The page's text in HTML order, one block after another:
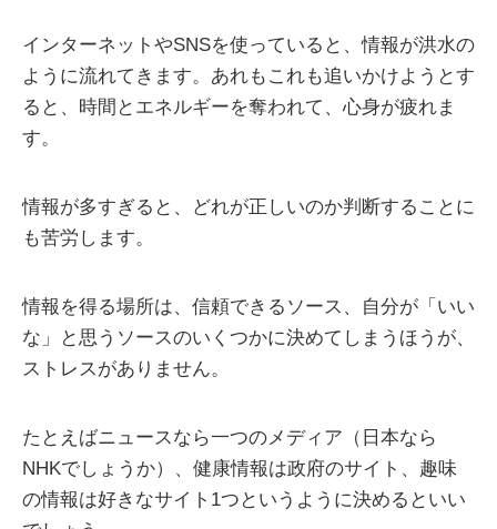
インターネットやSNSを使っていると、情報が洪水の
ように流れてきます。あれもこれも追いかけようとす
ると、時間とエネルギーを奪われて、心身が疲れま
す。
情報が多すぎると、どれが正しいのか判断することに
も苦労します。
情報を得る場所は、信頼できるソース、自分が「いい
な」と思うソースのいくつかに決めてしまうほうが、
ストレスがありません。
たとえばニュースなら一つのメディア（日本なら
NHKでしょうか）、健康情報は政府のサイト、趣味
の情報は好きなサイト1つというように決めるといい